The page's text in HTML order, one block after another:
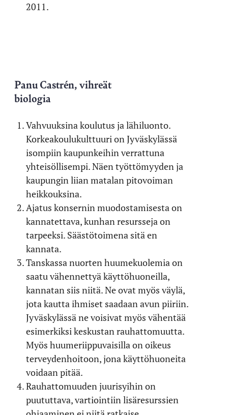
2011.
Panu Castrén, vihreät
biologia
Vahvuuksina koulutus ja lähiluonto.
Korkeakoulukulttuuri on Jyväskylässä
isompiin kaupunkeihin verrattuna
yhteisöllisempi. Näen työttömyyden ja
kaupungin liian matalan pitovoiman
heikkouksina.
Ajatus konsernin muodostamisesta on
kannatettava, kunhan resursseja on
tarpeeksi. Säästötoimena sitä en
kannata.
Tanskassa nuorten huumekuolemia on
saatu vähennettyä käyttöhuoneilla,
kannatan siis niitä. Ne ovat myös väylä,
jota kautta ihmiset saadaan avun piiriin.
Jyväskylässä ne voisivat myös vähentää
esimerkiksi keskustan rauhattomuutta.
Myös huumeriippuvaisilla on oikeus
terveydenhoitoon, jona käyttöhuoneita
voidaan pitää.
Rauhattomuuden juurisyihin on
puututtava, vartiointiin lisäresurssien